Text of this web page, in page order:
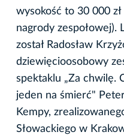
wysokość to 30 000
nagrody zespołowej).
został Radosław
dziewięcioosobowy
spektaklu „Za chwilę.
jeden na śmierć"
Kempy,
Słowackiego w